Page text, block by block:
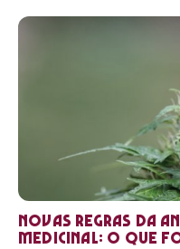
Novas regras da
medicinal: o que